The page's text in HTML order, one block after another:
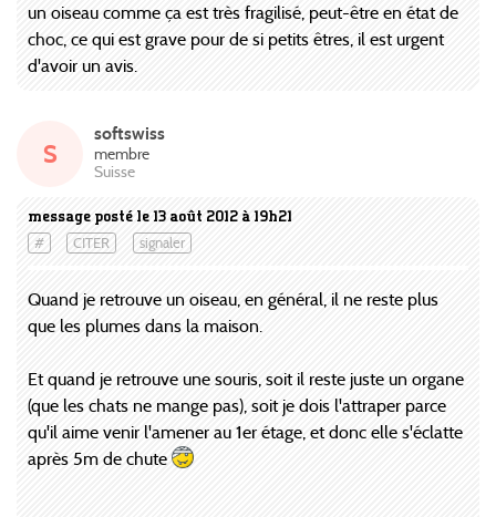
un oiseau comme ça est très fragilisé, peut-être en état de
choc, ce qui est grave pour de si petits êtres, il est urgent
d'avoir un avis.
message posté le 13 août 2012 à 19h21
# CITER signaler
S
softswiss
membre
Suisse
Quand je retrouve un oiseau, en général, il ne reste plus
que les plumes dans la maison.
Et quand je retrouve une souris, soit il reste juste un organe
(que les chats ne mange pas), soit je dois l'attraper parce
qu'il aime venir l'amener au 1er étage, et donc elle s'éclatte
après 5m de chute